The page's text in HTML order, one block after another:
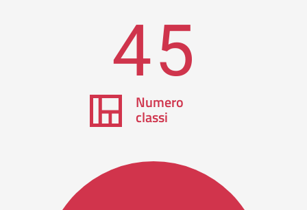
45
Numero
classi